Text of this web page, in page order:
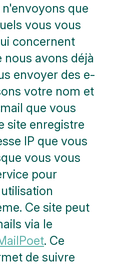
que
vous vous
concernent
nous avons déjà
envoyer des e-
votre nom et
que vous
site enregistre
IP que vous
vous vous
pour
Ce site peut
via le
. Ce
de suivre